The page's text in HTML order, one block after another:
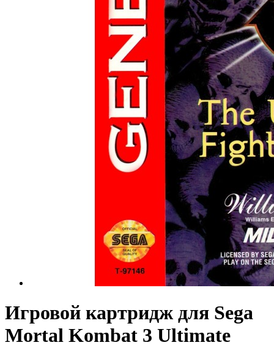
Игровой картридж для Sega
Mortal Kombat 3 Ultimate